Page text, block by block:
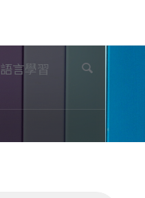
語言學習 Search